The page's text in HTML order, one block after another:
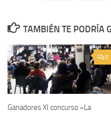
TAMBIÉN TE PODRÍA
0
Ganadores XI concurso «La